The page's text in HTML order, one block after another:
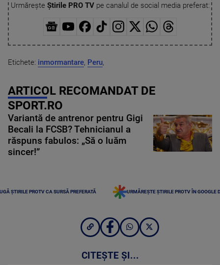
Urmărește Știrile PRO TVpe canalul de social media preferat:
Etichete: inmormantare, Peru,
ARTICOL RECOMANDAT DE
SPORT.RO
Variantă de antrenor pentru Gigi
Becali la FCSB? Tehnicianul a
răspuns fabulos: „Să o luăm
sincer!”
ȘTIRILE PROTV CA SURSĂ PREFERATĂ URMĂREȘTE ȘTIRILE PROTV ÎN GOOGLE
CITEȘTE ȘI...